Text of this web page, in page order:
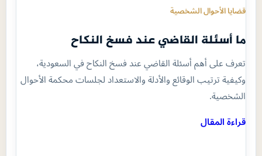
قضايا الأحوال الشخصية
ما أسئلة القاضي عند فسخ النكاح
تعرف على أهم أسئلة القاضي عند فسخ النكاح في السعودية،
وكيفية ترتيب الوقائع والأدلة والاستعداد لجلسات محكمة الأحوال
الشخصية.
قراءة المقال